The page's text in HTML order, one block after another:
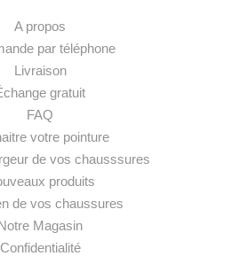
A propos
par téléphone
Livraison
gratuit
FAQ
votre pointure
de vos chausssures
produits
de vos chaussures
Magasin
Confidentialité